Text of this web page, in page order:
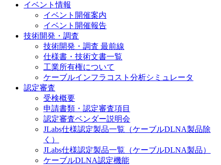
イベント情報
イベント開催案内
イベント開催報告
技術開発・調査
技術開発・調査 最前線
仕様書・技術文書一覧
工業所有権について
ケーブルインフラコスト分析シミュレータ
認定審査
受検概要
申請書類・認定審査項目
認定審査ベンダー説明会
JLabs仕様認定製品一覧（ケーブルDLNA製品除
く）
JLabs仕様認定製品一覧（ケーブルDLNA製品）
ケーブルDLNA認定機能